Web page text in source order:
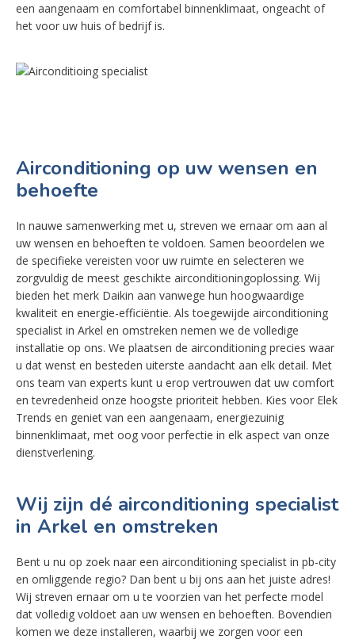
een aangenaam en comfortabel binnenklimaat, ongeacht of
het voor uw huis of bedrijf is.
Airconditioning op uw wensen en
behoefte
In nauwe samenwerking met u, streven we ernaar om aan al
uw wensen en behoeften te voldoen. Samen beoordelen we
de specifieke vereisten voor uw ruimte en selecteren we
zorgvuldig de meest geschikte airconditioningoplossing. Wij
bieden het merk Daikin aan vanwege hun hoogwaardige
kwaliteit en energie-efficiëntie. Als toegewijde airconditioning
specialist in Arkel en omstreken nemen we de volledige
installatie op ons. We plaatsen de airconditioning precies waar
u dat wenst en besteden uiterste aandacht aan elk detail. Met
ons team van experts kunt u erop vertrouwen dat uw comfort
en tevredenheid onze hoogste prioriteit hebben. Kies voor Elek
Trends en geniet van een aangenaam, energiezuinig
binnenklimaat, met oog voor perfectie in elk aspect van onze
dienstverlening.
Wij zijn dé airconditioning specialist
in Arkel en omstreken
Bent u nu op zoek naar een airconditioning specialist in pb-city
en omliggende regio? Dan bent u bij ons aan het juiste adres!
Wij streven ernaar om u te voorzien van het perfecte model
dat volledig voldoet aan uw wensen en behoeften. Bovendien
komen we deze installeren, waarbij we zorgen voor een